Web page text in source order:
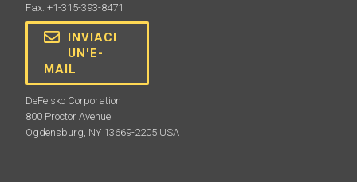
Fax: +1-315-393-8471
INVIACI
UN'E-
MAIL
DeFelsko Corporation
800 Proctor Avenue
Ogdensburg, NY 13669-2205 USA